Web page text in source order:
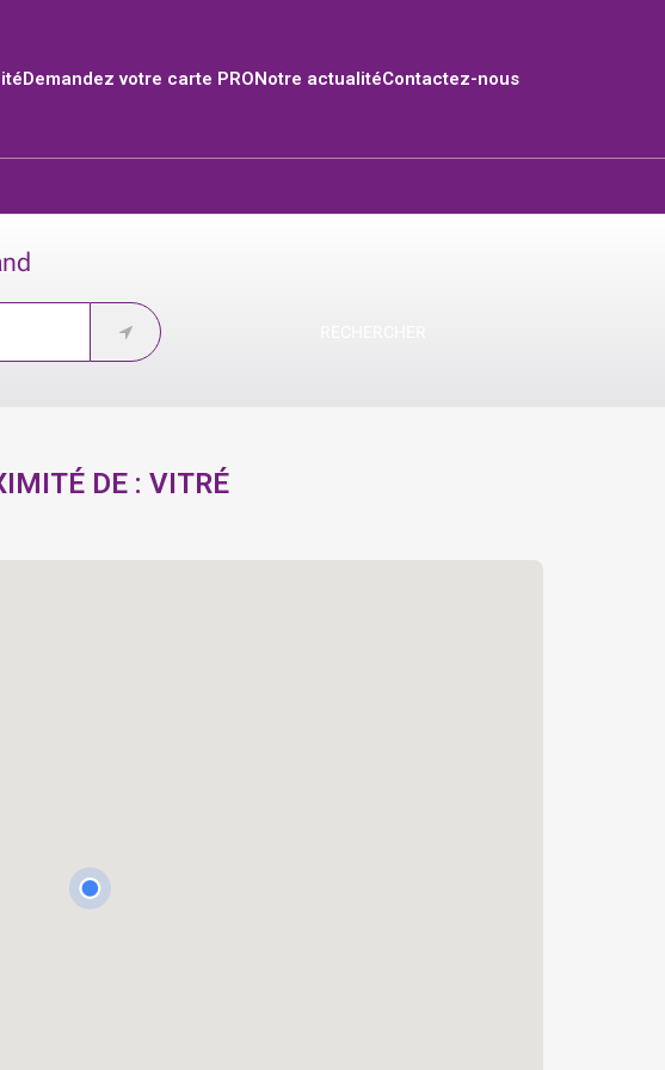
Demandez votre carte PRONotre actualitéContactez-nous
DE : VITRÉ